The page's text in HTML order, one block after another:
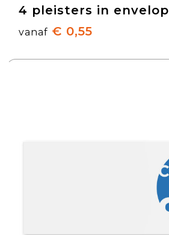
4 pleisters in envelop
vanaf € 0,55